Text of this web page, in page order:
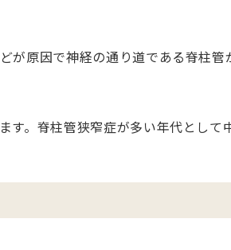
原因で神経の通り道である脊柱
。脊柱管狭窄症が多い年代とし